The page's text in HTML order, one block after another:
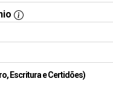
Escritura e Certidões)